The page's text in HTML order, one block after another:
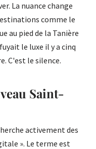
La nuance change
comme le
au pied de la Tanière
le luxe il y a cinq
C'est le silence.
Saint-
activement des
». Le terme est